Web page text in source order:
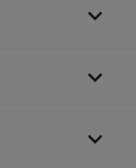


